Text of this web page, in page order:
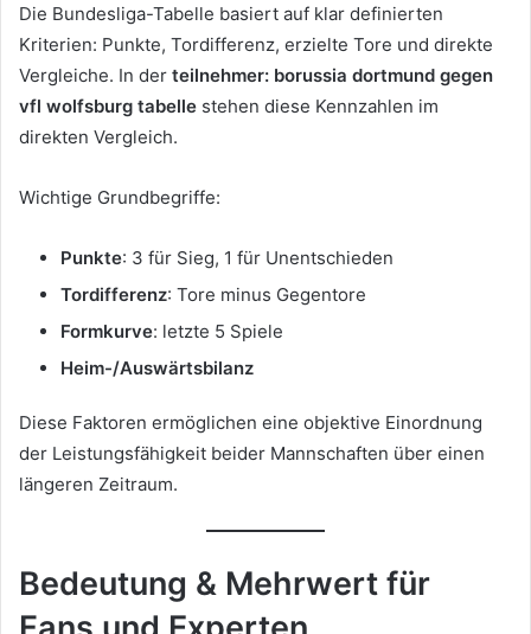
Die Bundesliga-Tabelle basiert auf klar definierten
Kriterien: Punkte, Tordifferenz, erzielte Tore und direkte
Vergleiche. In der teilnehmer: borussia dortmund gegen
vfl wolfsburg tabelle stehen diese Kennzahlen im
direkten Vergleich.
Wichtige Grundbegriffe:
Punkte: 3 für Sieg, 1 für Unentschieden
Tordifferenz: Tore minus Gegentore
Formkurve: letzte 5 Spiele
Heim-/Auswärtsbilanz
Diese Faktoren ermöglichen eine objektive Einordnung
der Leistungsfähigkeit beider Mannschaften über einen
längeren Zeitraum.
Bedeutung & Mehrwert für